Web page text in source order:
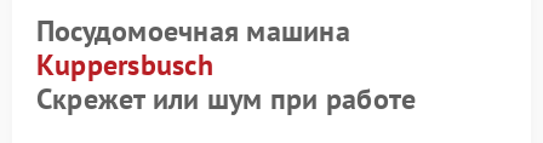
Посудомоечная машина
Kuppersbusch
Скрежет или шум при работе